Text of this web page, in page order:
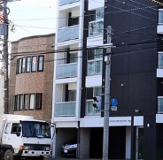
区から探す
人気エリアから探す